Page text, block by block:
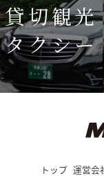
貸切観光
タクシー
トップ 運営会